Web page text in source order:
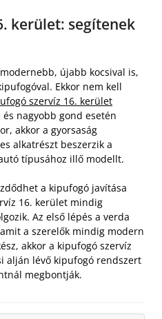
kerület: segítenek
újabb kocsival is,
Ekkor nem kell
szervíz 16. kerület
nagyobb gond esetén
akkor a gyorsaság
alkatrészt beszerzik a
típusához illő modellt.
a kipufogó javítása
16. kerület mindig
Az első lépés a verda
a szerelők mindig modern
akkor a kipufogó szervíz
alján lévő kipufogó rendszert
megbontják.